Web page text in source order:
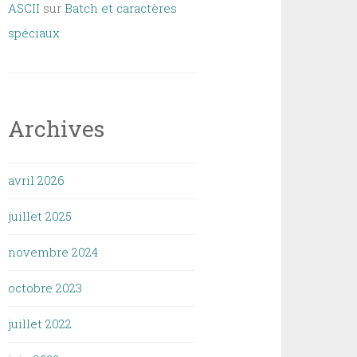
ASCII sur Batch et caractères
spéciaux
Archives
avril 2026
juillet 2025
novembre 2024
octobre 2023
juillet 2022